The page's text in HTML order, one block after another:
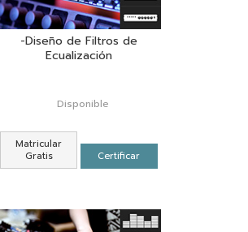
-Diseño de Filtros de
Ecualización
Disponible
Matricular
Gratis
Certificar